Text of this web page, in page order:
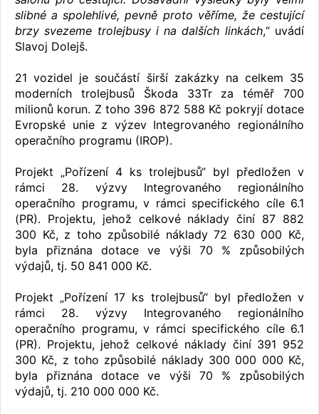
slibné a spolehlivé, pevně proto věříme, že cestující
brzy svezeme trolejbusy i na dalších linkách,“ uvádí
Slavoj Dolejš.
21 vozidel je součástí širší zakázky na celkem 35
moderních trolejbusů Škoda 33Tr za téměř 700
milionů korun. Z toho 396 872 588 Kč pokryjí dotace
Evropské unie z výzev Integrovaného regionálního
operačního programu (IROP).
Projekt „Pořízení 4 ks trolejbusů“ byl předložen v
rámci 28. výzvy Integrovaného regionálního
operačního programu, v rámci specifického cíle 6.1
(PR). Projektu, jehož celkové náklady činí 87 882
300 Kč, z toho způsobilé náklady 72 630 000 Kč,
byla přiznána dotace ve výši 70 % způsobilých
výdajů, tj. 50 841 000 Kč.
Projekt „Pořízení 17 ks trolejbusů“ byl předložen v
rámci 28. výzvy Integrovaného regionálního
operačního programu, v rámci specifického cíle 6.1
(PR). Projektu, jehož celkové náklady činí 391 952
300 Kč, z toho způsobilé náklady 300 000 000 Kč,
byla přiznána dotace ve výši 70 % způsobilých
výdajů, tj. 210 000 000 Kč.